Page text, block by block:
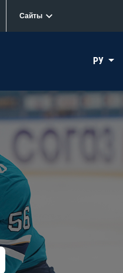
Сайты
РУ